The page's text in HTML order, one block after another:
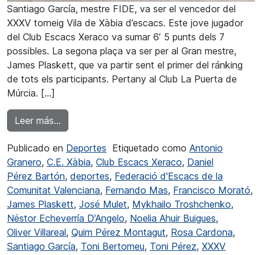
Santiago García, mestre FIDE, va ser el vencedor del
XXXV torneig Vila de Xàbia d’escacs. Este jove jugador
del Club Escacs Xeraco va sumar 6’ 5 punts dels 7
possibles. La segona plaça va ser per al Gran mestre,
James Plaskett, que va partir sent el primer del ránking
de tots els participants. Pertany al Club La Puerta de
Múrcia. […]
Leer más…
Publicado en Deportes Etiquetado como Antonio
Granero, C.E. Xàbia, Club Escacs Xeraco, Daniel
Pérez Bartón, deportes, Federació d'Escacs de la
Comunitat Valenciana, Fernando Mas, Francisco Morató,
James Plaskett, José Mulet, Mykhailo Troshchenko,
Néstor Echeverría D'Angelo, Noelia Ahuir Buigues,
Oliver Villareal, Quim Pérez Montagut, Rosa Cardona,
Santiago García, Toni Bertomeu, Toni Pérez, XXXV